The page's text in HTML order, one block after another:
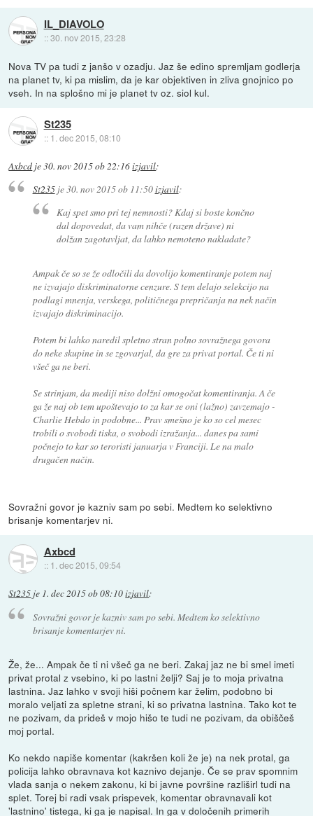
IL_DIAVOLO
::30. nov 2015, 23:28
Nova TV pa tudi z janšo v ozadju. Jaz še edino spremljam godlerja
na planet tv, ki pa mislim, da je kar objektiven in zliva gnojnico po
vseh. In na splošno mi je planet tv oz. siol kul.
St235
:: 1. dec 2015, 08:10
Axbcd je30. nov 2015 ob 22:16izjavil:
St235je30. nov 2015 ob 11:50izjavil:
Kaj spet smo pri tej nemnosti? Kdaj si boste končno
dal dopovedat, da vam nihče (razen države) ni
dolžan zagotavljat, da lahko nemoteno nakladate?
Ampak če so se že odločili da dovolijo komentiranje potem naj
ne izvajajo diskriminatorne cenzure. S tem delajo selekcijo na
podlagi mnenja, verskega, političnega prepričanja na nek način
izvajajo diskriminacijo.
Potem bi lahko naredil spletno stran polno sovražnega govora
do neke skupine in se zgovarjal, da gre za privat portal. Če ti ni
všeč ga ne beri.
Se strinjam, da mediji niso dolžni omogočat komentiranja. A če
ga že naj ob tem upoštevajo to za kar se oni (lažno) zavzemajo -
Charlie Hebdo in podobne... Prav smešno je ko so cel mesec
trobili o svobodi tiska, o svobodi izražanja... danes pa sami
počnejo to kar so teroristi januarja v Franciji. Le na malo
drugačen način.
Sovražni govor je kazniv sam po sebi. Medtem ko selektivno
brisanje komentarjev ni.
Axbcd
:: 1. dec 2015, 09:54
St235 je 1. dec 2015 ob 08:10izjavil:
Sovražni govor je kazniv sam po sebi. Medtem ko selektivno
brisanje komentarjev ni.
Že, že... Ampak če ti ni všeč ga ne beri. Zakaj jaz ne bi smel imeti
privat protal z vsebino, ki po lastni želji? Saj je to moja privatna
lastnina. Jaz lahko v svoji hiši počnem kar želim, podobno bi
moralo veljati za spletne strani, ki so privatna lastnina. Tako kot te
ne pozivam, da prideš v mojo hišo te tudi ne pozivam, da obiščeš
moj portal.
Ko nekdo napiše komentar (kakršen koli že je) na nek protal, ga
policija lahko obravnava kot kaznivo dejanje. Če se prav spomnim
vlada sanja o nekem zakonu, ki bi javne površine razliširl tudi na
splet. Torej bi radi vsak prispevek, komentar obravnavali kot
'lastnino' tistega, ki ga je napisal. In ga v določenih primerih